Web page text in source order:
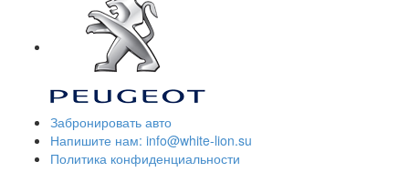
Забронировать авто
Напишите нам: info@white-lion.su
Политика конфиденциальности